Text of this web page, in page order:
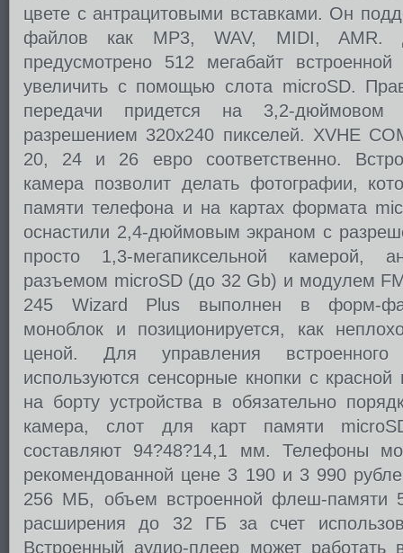
цвете с антрацитовыми вставками. Он
файлов как MP3, WAV, MIDI, AMR.
предусмотрено 512 мегабайт
увеличить с помощью слота microSD.
передачи придется на 3,2-дюймовом
разрешением 320х240 пикселей. XVHE
20, 24 и 26 евро соответственно.
камера позволит делать фотографии,
памяти телефона и на картах формата
оснастили 2,4-дюймовым экраном с
просто 1,3-мегапиксельной камерой,
разъемом microSD (до 32 Gb) и модулем
245 Wizard Plus выполнен в форм-
моноблок и позиционируется, как
ценой. Для управления
используются сенсорные кнопки с красной
на борту устройства в обязательно
камера, слот для карт памяти
составляют 94?48?14,1 мм. Телефоны
рекомендованной цене 3 190 и 3 990
256 МБ, объем встроенной флеш-памяти
расширения до 32 ГБ за счет
Встроенный аудио-плеер может работать